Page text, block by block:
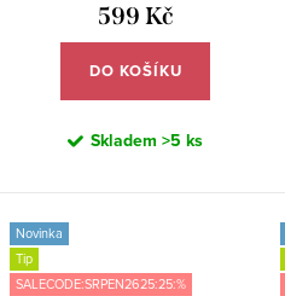
599 Kč
DO KOŠÍKU
Skladem >5 ks
Novinka
Tip
SALECODE:SRPEN2625:25:%